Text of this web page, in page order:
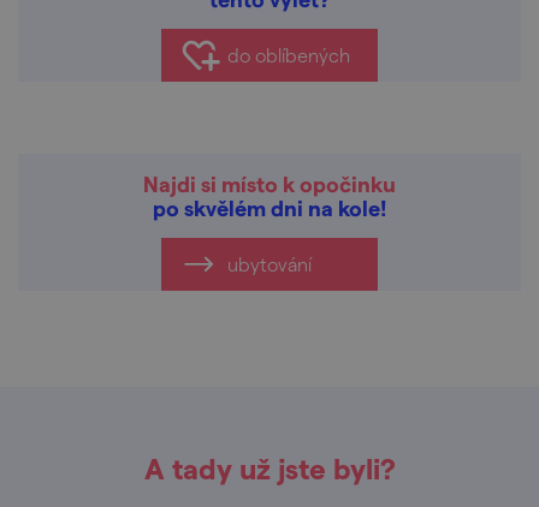
do oblíbených
Najdi si místo k opočinku
po skvělém dni na kole!
ubytování
A tady už jste byli?